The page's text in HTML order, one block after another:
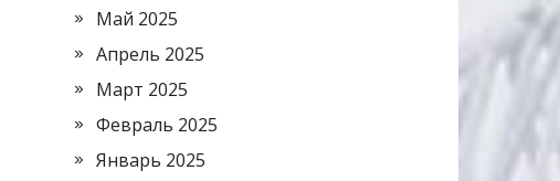
Май 2025
Апрель 2025
Март 2025
Февраль 2025
Январь 2025